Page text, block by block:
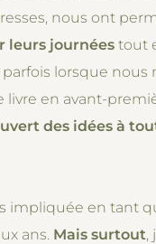
nous ont
leurs journées tout
lorsque nous
livre en avant-
des idées à
impliquée en tant
ans. Mais surtout,